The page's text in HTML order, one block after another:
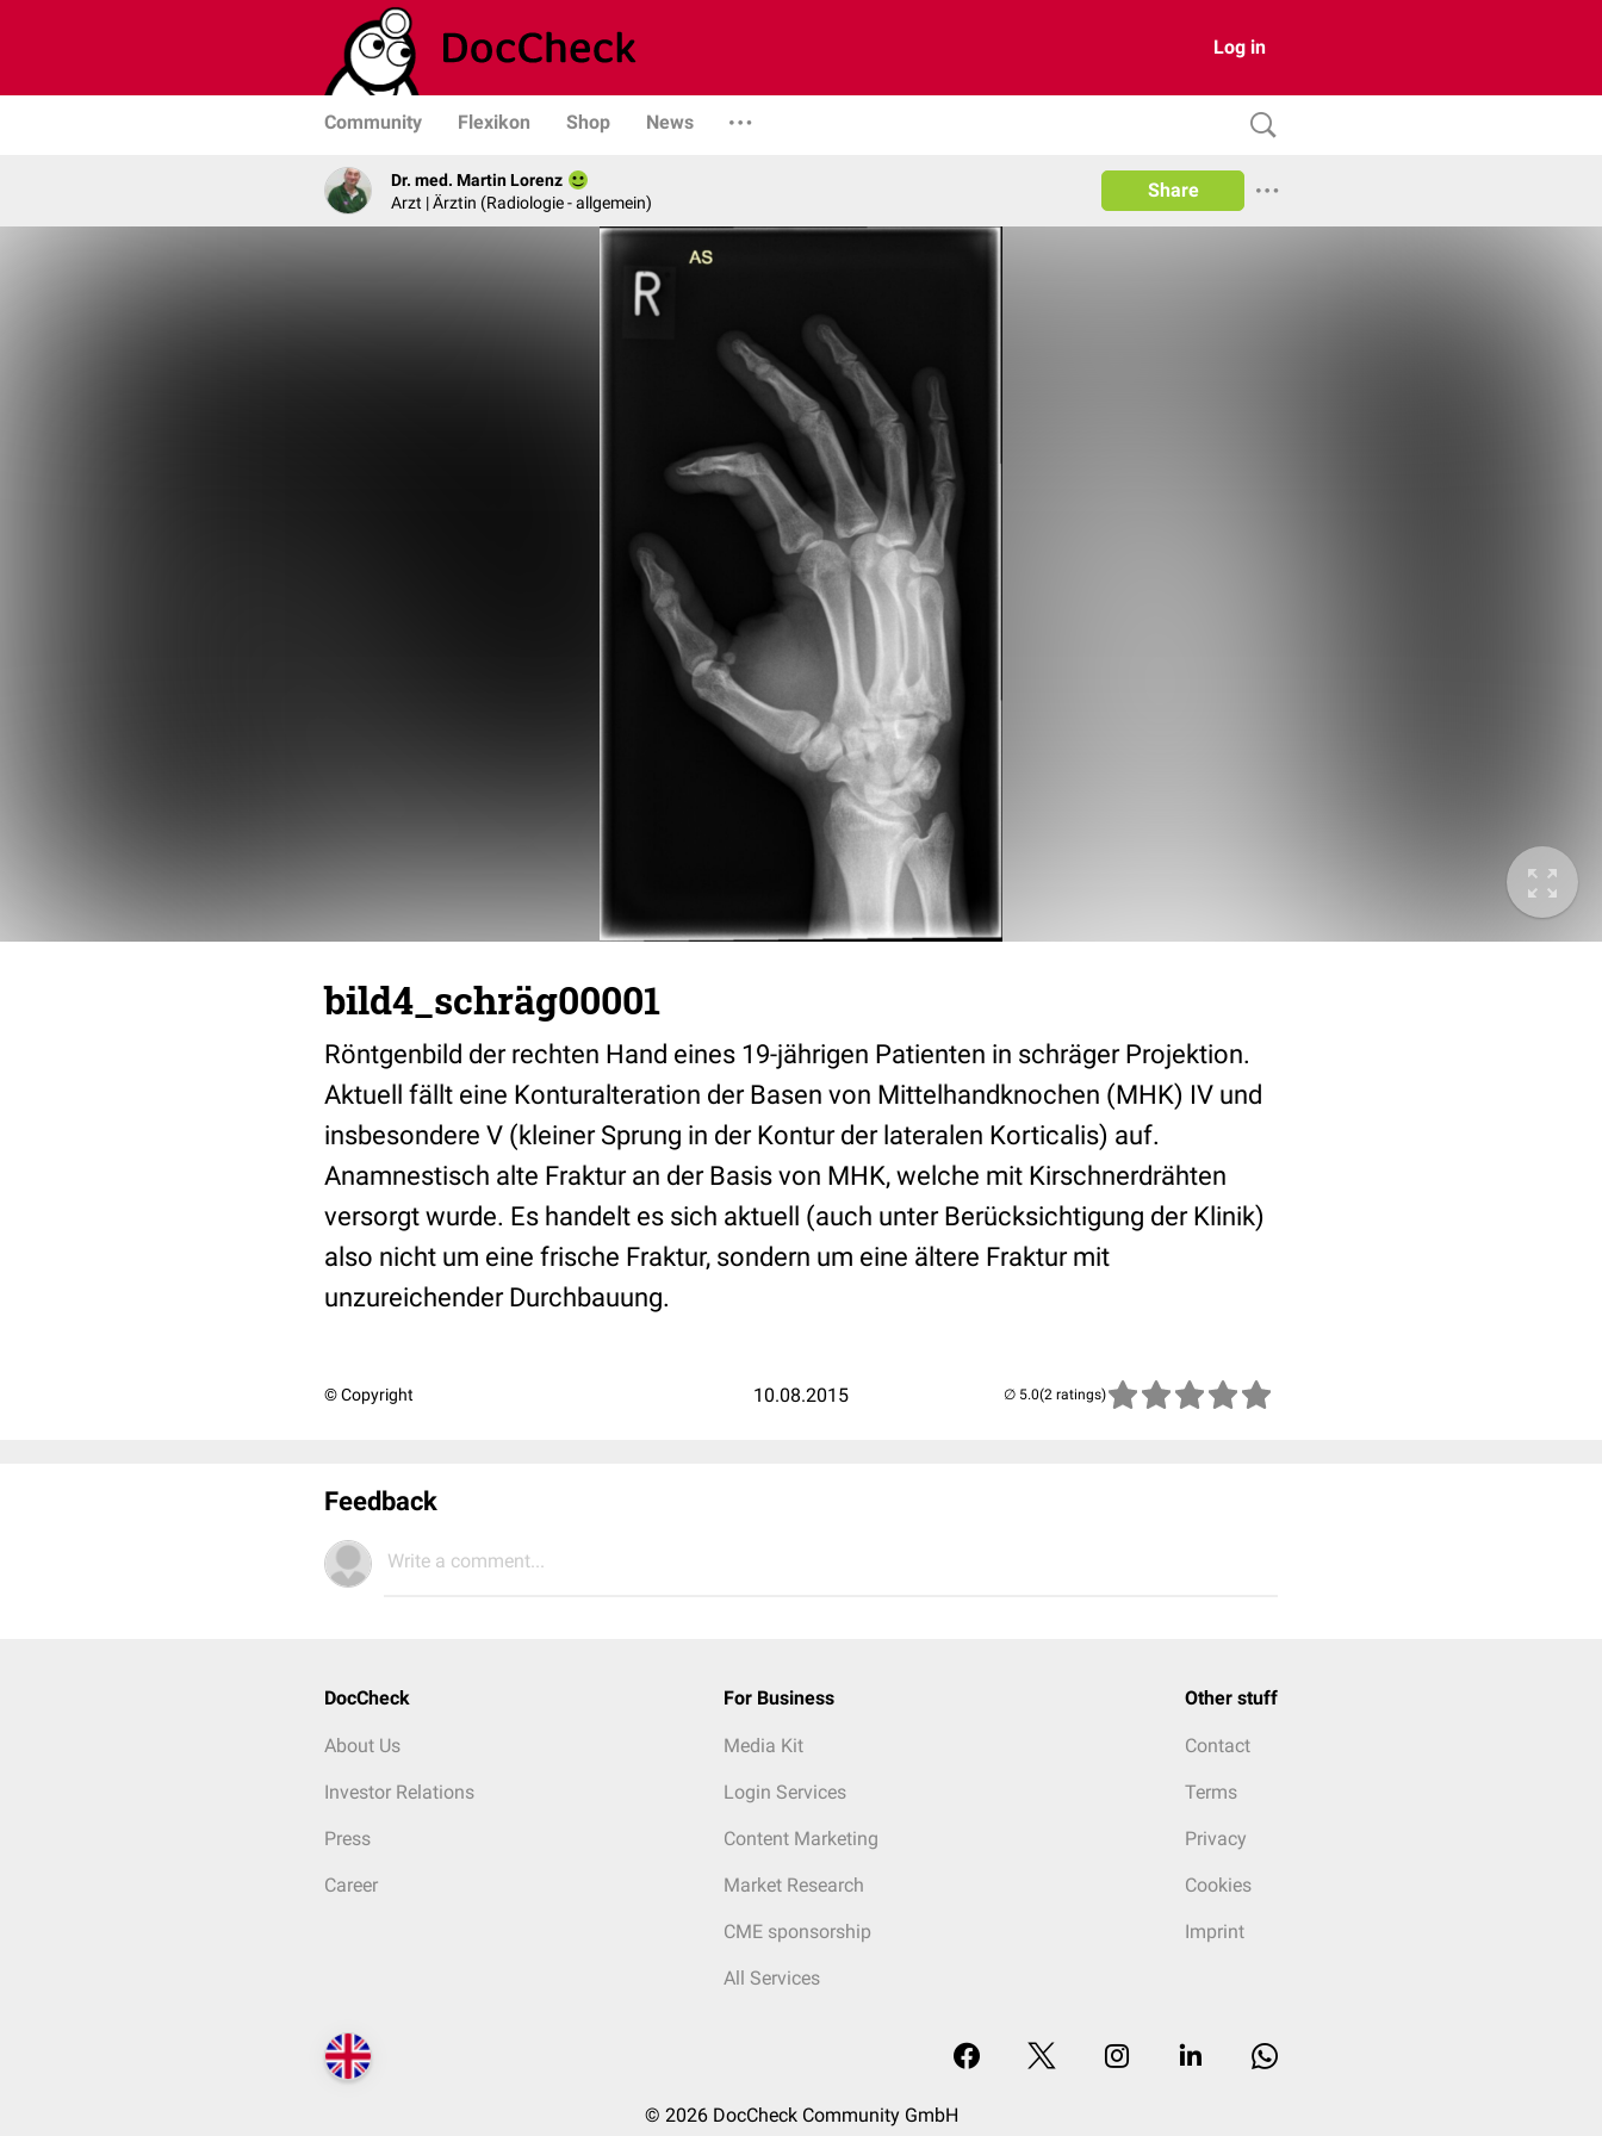
Log in
Community Flexikon Shop News
Dr. med. Martin Lorenz
Arzt | Ärztin (Radiologie - allgemein)
Share
bild4_schräg00001
Röntgenbild der rechten Hand eines 19-jährigen Patienten in schräger Projektion.
Aktuell fällt eine Konturalteration der Basen von Mittelhandknochen (MHK) IV und
insbesondere V (kleiner Sprung in der Kontur der lateralen Korticalis) auf.
Anamnestisch alte Fraktur an der Basis von MHK, welche mit Kirschnerdrähten
versorgt wurde. Es handelt es sich aktuell (auch unter Berücksichtigung der Klinik)
also nicht um eine frische Fraktur, sondern um eine ältere Fraktur mit
unzureichender Durchbauung.
© Copyright 10.08.2015 (2 ratings)
Feedback
Write a comment...
DocCheck
About Us
Investor Relations
Press
Career
For Business
Media Kit
Login Services
Content Marketing
Market Research
CME sponsorship
All Services
Other stuff
Contact
Terms
Privacy
Cookies
Imprint
© 2026 DocCheck Community GmbH